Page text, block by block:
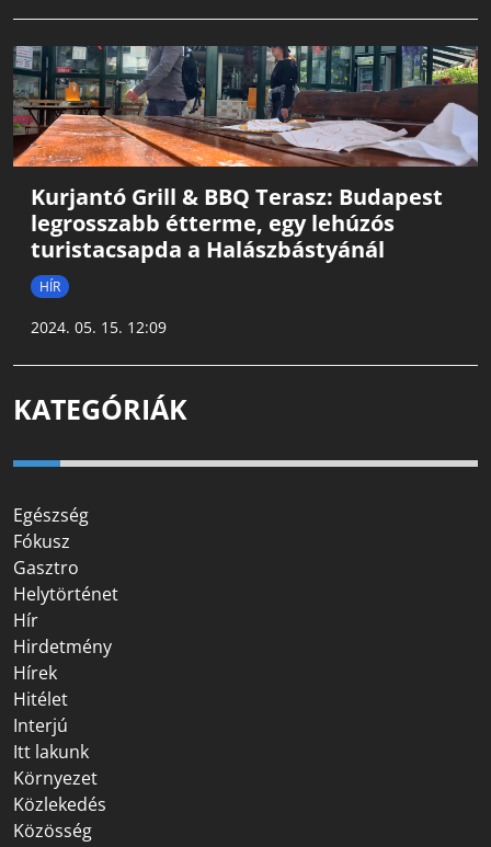
Kurjantó Grill & BBQ Terasz: Budapest
legrosszabb étterme, egy lehúzós
turistacsapda a Halászbástyánál
HÍR
2024. 05. 15. 12:09
KATEGÓRIÁK
Egészség
Fókusz
Gasztro
Helytörténet
Hír
Hirdetmény
Hírek
Hitélet
Interjú
Itt lakunk
Környezet
Közlekedés
Közösség